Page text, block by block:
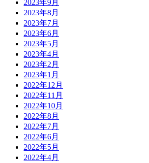
2023年9月
2023年8月
2023年7月
2023年6月
2023年5月
2023年4月
2023年2月
2023年1月
2022年12月
2022年11月
2022年10月
2022年8月
2022年7月
2022年6月
2022年5月
2022年4月